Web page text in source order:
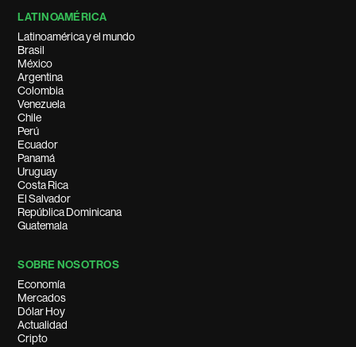
LATINOAMÉRICA
Latinoamérica y el mundo
Brasil
México
Argentina
Colombia
Venezuela
Chile
Perú
Ecuador
Panamá
Uruguay
Costa Rica
El Salvador
República Dominicana
Guatemala
SOBRE NOSOTROS
Economía
Mercados
Dólar Hoy
Actualidad
Cripto